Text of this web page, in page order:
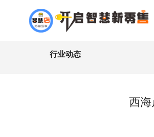
行业动态
西